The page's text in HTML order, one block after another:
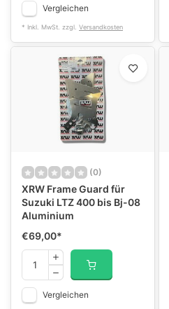
Vergleichen
* Inkl. MwSt. zzgl. Versandkosten
(0)
XRW Frame Guard für
Suzuki LTZ 400 bis Bj-08
Aluminium
€69,00*
Vergleichen